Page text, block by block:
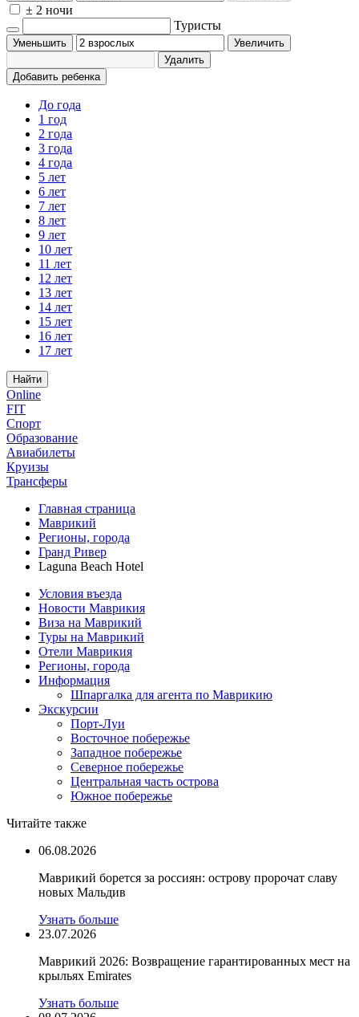
± 2 ночи
Туристы
Уменьшить
Увеличить
Удалить
Добавить ребенка
До года
1 год
2 года
3 года
4 года
5 лет
6 лет
7 лет
8 лет
9 лет
10 лет
11 лет
12 лет
13 лет
14 лет
15 лет
16 лет
17 лет
Найти
Online
FIT
Спорт
Образование
Авиабилеты
Круизы
Трансферы
Главная страница
Маврикий
Регионы, города
Гранд Ривер
Laguna Beach Hotel
Условия въезда
Новости Маврикия
Виза на Маврикий
Туры на Маврикий
Отели Маврикия
Регионы, города
Информация
Шпаргалка для агента по Маврикию
Экскурсии
Порт-Луи
Восточное побережье
Западное побережье
Северное побережье
Центральная часть острова
Южное побережье
Читайте также
06.08.2026
Маврикий борется за россиян: острову пророчат славу
новых Мальдив
Узнать больше
23.07.2026
Маврикий 2026: Возвращение гарантированных мест на
крыльях Emirates
Узнать больше